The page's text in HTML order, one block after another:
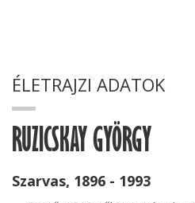
ÉLETRAJZI ADATOK
RUZICSKAY GYÖRGY
Szarvas, 1896 - 1993